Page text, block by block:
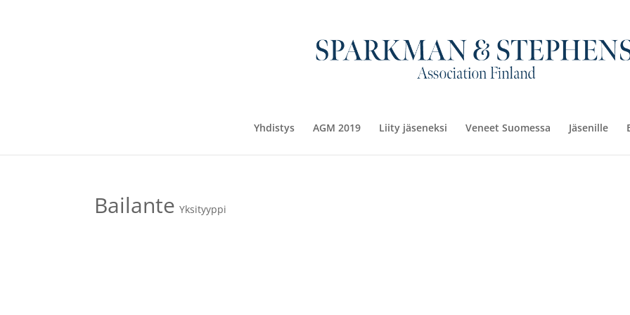
Yhdistys AGM 2019 Liity jäseneksi Veneet Suomessa Jäsenille
Bailante Yksityyppi